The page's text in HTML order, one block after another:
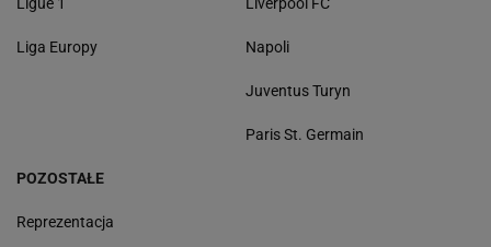
Ligue 1
Liga Europy
Liverpool FC
Napoli
Juventus Turyn
Paris St. Germain
POZOSTAŁE
Reprezentacja